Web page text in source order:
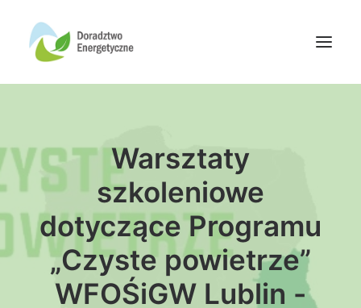
Aktualności
Wydarzenia
Oferta finansowania
Wiedza
Media
Kontakt
Warsztaty
szkoleniowe
dotyczące Programu
„Czyste powietrze”
WFOŚiGW Lublin -